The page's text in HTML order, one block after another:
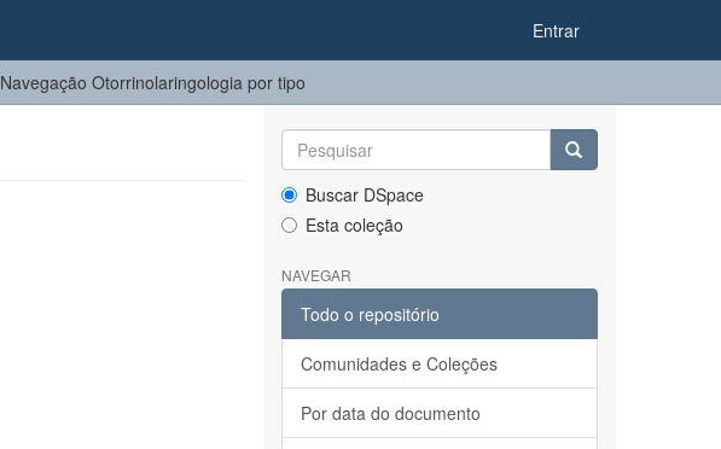
Entrar
Navegação Otorrinolaringologia por tipo
Buscar DSpace
Esta coleção
NAVEGAR
Todo o repositório
Comunidades e Coleções
Por data do documento